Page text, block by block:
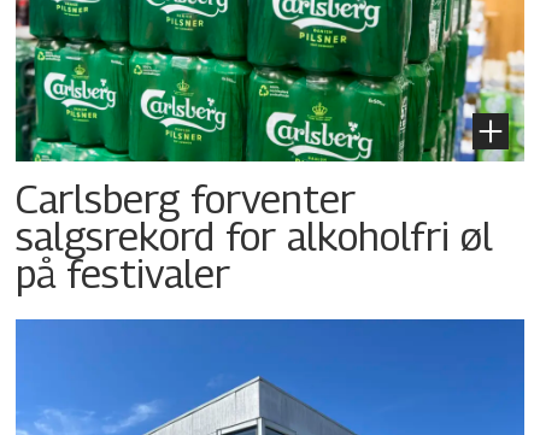
Carlsberg forventer
salgsrekord for alkoholfri øl
på festivaler